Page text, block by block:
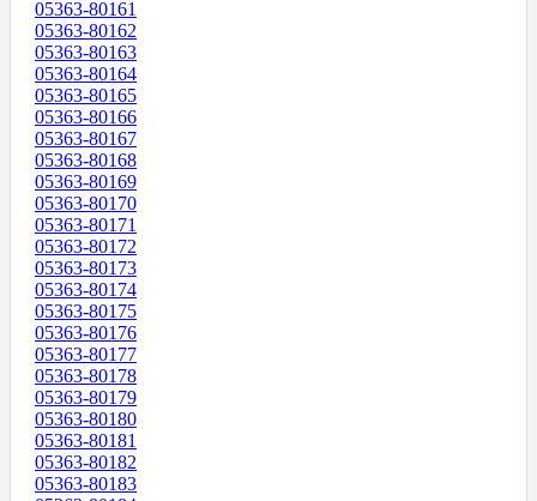
05363-80161
05363-80162
05363-80163
05363-80164
05363-80165
05363-80166
05363-80167
05363-80168
05363-80169
05363-80170
05363-80171
05363-80172
05363-80173
05363-80174
05363-80175
05363-80176
05363-80177
05363-80178
05363-80179
05363-80180
05363-80181
05363-80182
05363-80183